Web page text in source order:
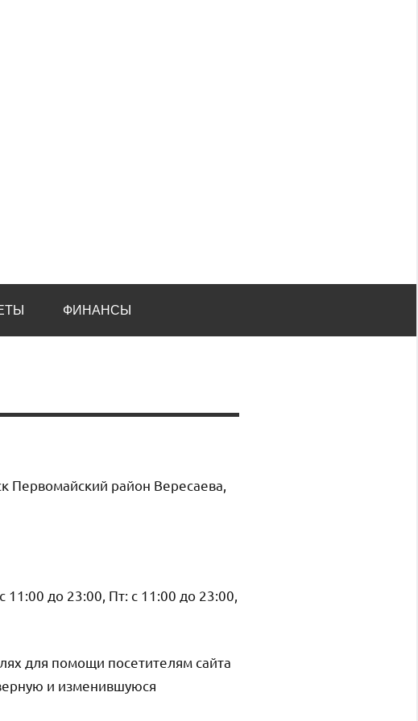
ФИНАНСЫ
Первомайский район Вересаева,
до 23:00, Пт: с 11:00 до 23:00,
для помощи посетителям сайта
и изменившуюся